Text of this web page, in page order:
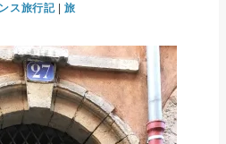
ス旅行記|旅